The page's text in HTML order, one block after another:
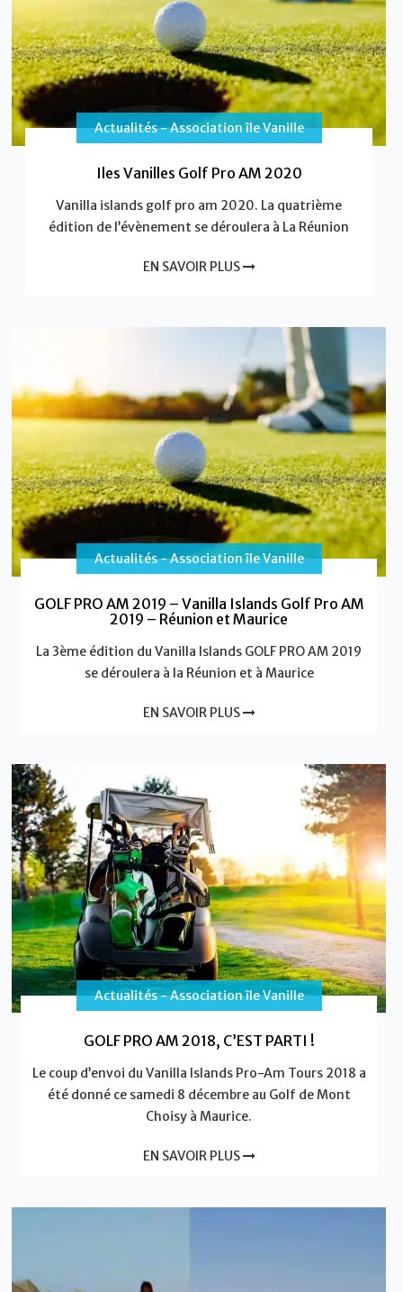
Actualités - Association île Vanille
Iles Vanilles Golf Pro AM 2020
Vanilla islands golf pro am 2020. La quatrième
édition de l’évènement se déroulera à La Réunion
EN SAVOIR PLUS
Actualités - Association île Vanille
GOLF PRO AM 2019 – Vanilla Islands Golf Pro AM
2019 – Réunion et Maurice
La 3ème édition du Vanilla Islands GOLF PRO AM 2019
se déroulera à la Réunion et à Maurice
EN SAVOIR PLUS
Actualités - Association île Vanille
GOLF PRO AM 2018, C’EST PARTI !
Le coup d’envoi du Vanilla Islands Pro-Am Tours 2018 a
été donné ce samedi 8 décembre au Golf de Mont
Choisy à Maurice.
EN SAVOIR PLUS